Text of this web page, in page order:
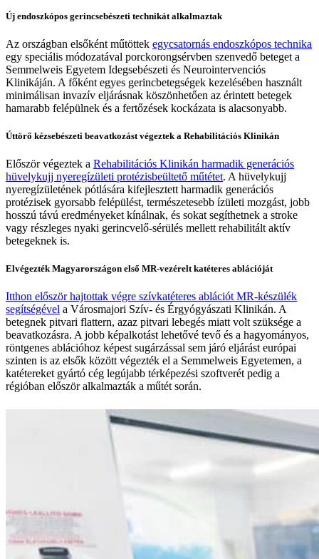
Új endoszkópos gerincsebészeti technikát alkalmaztak
Az országban elsőként műtöttek egycsatornás endoszkópos technika
egy speciális módozatával porckorongsérvben szenvedő beteget a
Semmelweis Egyetem Idegsebészeti és Neurointervenciós
Klinikáján. A főként egyes gerincbetegségek kezelésében használt
minimálisan invazív eljárásnak köszönhetően az érintett betegek
hamarabb felépülnek és a fertőzések kockázata is alacsonyabb.
Úttörő kézsebészeti beavatkozást végeztek a Rehabilitációs Klinikán
Először végeztek a Rehabilitációs Klinikán harmadik generációs
hüvelykujj nyeregízületi protézisbeültető műtétet. A hüvelykujj
nyeregízületének pótlására kifejlesztett harmadik generációs
protézisek gyorsabb felépülést, természetesebb ízületi mozgást, jobb
hosszú távú eredményeket kínálnak, és sokat segíthetnek a stroke
vagy részleges nyaki gerincvelő-sérülés mellett rehabilitált aktív
betegeknek is.
Elvégezték Magyarországon első MR-vezérelt katéteres ablációját
Itthon először hajtottak végre szívkatéteres ablációt MR-készülék
segítségével a Városmajori Szív- és Érgyógyászati Klinikán. A
betegnek pitvari flattern, azaz pitvari lebegés miatt volt szüksége a
beavatkozásra. A jobb képalkotást lehetővé tevő és a hagyományos,
röntgenes ablációhoz képest sugárzással sem járó eljárást európai
szinten is az elsők között végezték el a Semmelweis Egyetemen, a
katétereket gyártó cég legújabb térképezési szoftverét pedig a
régióban először alkalmazták a műtét során.